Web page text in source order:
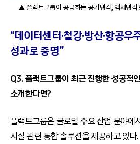
▲ 플랙트그룹이 공급하는 공기냉각, 액체냉각
“데이터센터·철강·방산·항공우
성과로 증명”
Q3. 플랙트그룹이 최근 진행한 성공적
소개한다면?
플랙트그룹은 글로벌 주요 산업 분야에
시설 관련 통합 솔루션을 제공하고 있다